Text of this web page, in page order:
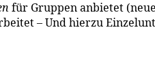
für Gruppen anbietet
– Und hierzu